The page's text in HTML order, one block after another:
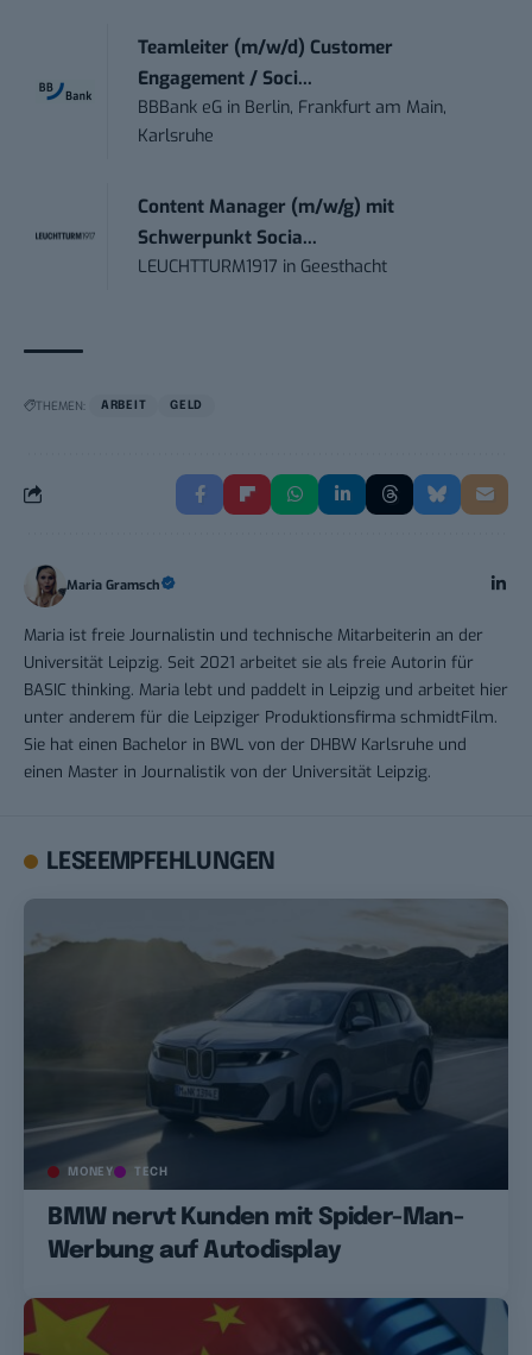
Teamleiter (m/w/d) Customer
Engagement / Soci...
BBBank eG in Berlin, Frankfurt am Main,
Karlsruhe
Content Manager (m/w/g) mit
Schwerpunkt Socia...
LEUCHTTURM1917 in Geesthacht
THEMEN: ARBEIT GELD
Maria Gramsch
Maria ist freie Journalistin und technische Mitarbeiterin an der
Universität Leipzig. Seit 2021 arbeitet sie als freie Autorin für
BASIC thinking. Maria lebt und paddelt in Leipzig und arbeitet hier
unter anderem für die Leipziger Produktionsfirma schmidtFilm.
Sie hat einen Bachelor in BWL von der DHBW Karlsruhe und
einen Master in Journalistik von der Universität Leipzig.
LESEEMPFEHLUNGEN
MONEY TECH
BMW nervt Kunden mit Spider-Man-
Werbung auf Autodisplay